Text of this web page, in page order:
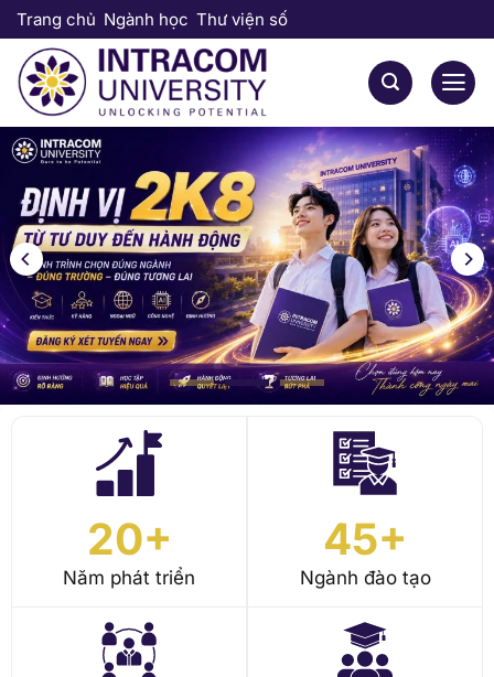
Bỏ
qua
nội
dung
Trang chủ Ngành học Thư viện số
20+ 45+
500 10,000